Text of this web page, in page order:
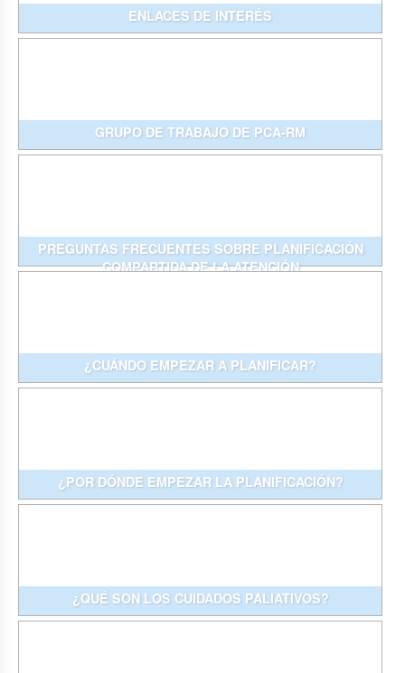
ENLACES DE INTERÉS
GRUPO DE TRABAJO DE PCA-RM
PREGUNTAS FRECUENTES SOBRE PLANIFICACIÓN
COMPARTIDA DE LA ATENCIÓN
¿CUÁNDO EMPEZAR A PLANIFICAR?
¿POR DÓNDE EMPEZAR LA PLANIFICACIÓN?
¿QUÉ SON LOS CUIDADOS PALIATIVOS?